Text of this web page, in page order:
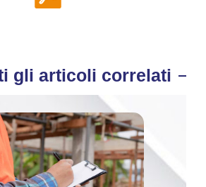
gli articoli correlati